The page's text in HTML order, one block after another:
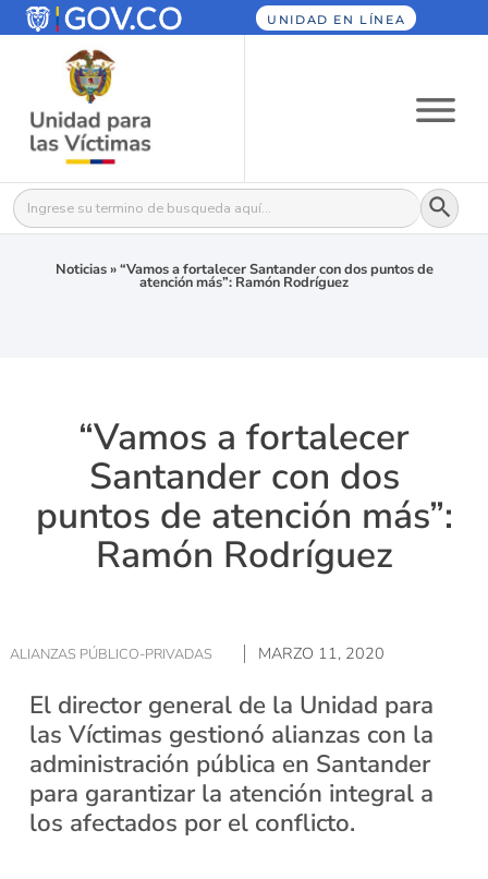
UNIDAD EN LÍNEA
Buscar: Botón
Noticias»“Vamos a fortalecer Santander con dos puntos de
atención más”: Ramón Rodríguez
“Vamos a fortalecer
Santander con dos
puntos de atención más”:
Ramón Rodríguez
ALIANZAS PÚBLICO-PRIVADAS MARZO 11, 2020
El director general de la Unidad para
las Víctimas gestionó alianzas con la
administración pública en Santander
para garantizar la atención integral a
los afectados por el conflicto.